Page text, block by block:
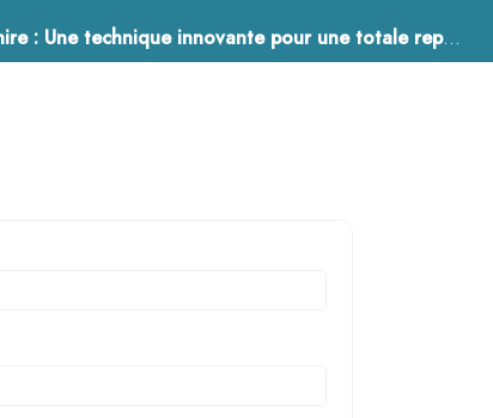
31 mars 2021
technique innovante pour une totale repousse capillaire